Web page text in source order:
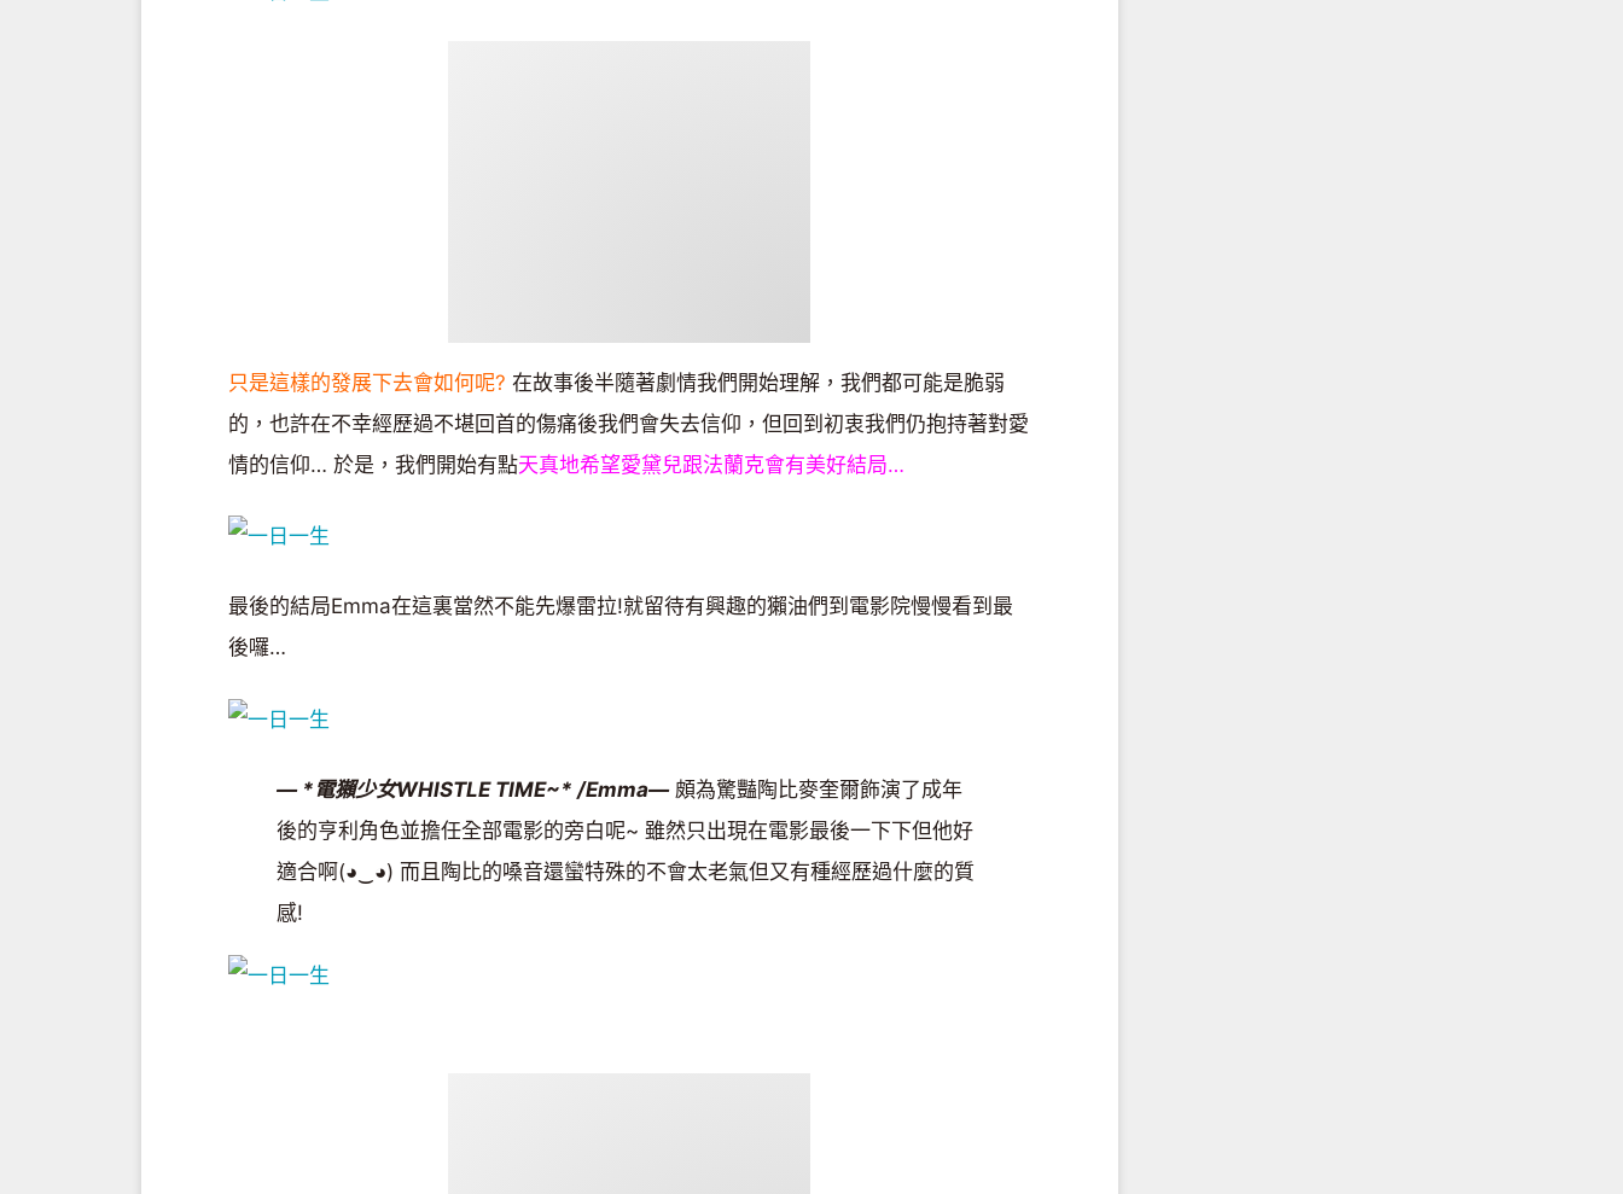
只是這樣的發展下去會如何呢? 在故事後半隨著劇情我們開始理解，我們都可能是脆弱
的，也許在不幸經歷過不堪回首的傷痛後我們會失去信仰，但回到初衷我們仍抱持著對愛
情的信仰… 於是，我們開始有點天真地希望愛黛兒跟法蘭克會有美好結局…
最後的結局Emma在這裏當然不能先爆雷拉!就留待有興趣的獺油們到電影院慢慢看到最
後囉…
— *電獺少女WHISTLE TIME~* /Emma—頗為驚豔陶比麥奎爾飾演了成年
後的亨利角色並擔任全部電影的旁白呢~ 雖然只出現在電影最後一下下但他好
適合啊(◕‿◕) 而且陶比的嗓音還蠻特殊的不會太老氣但又有種經歷過什麼的質
感!